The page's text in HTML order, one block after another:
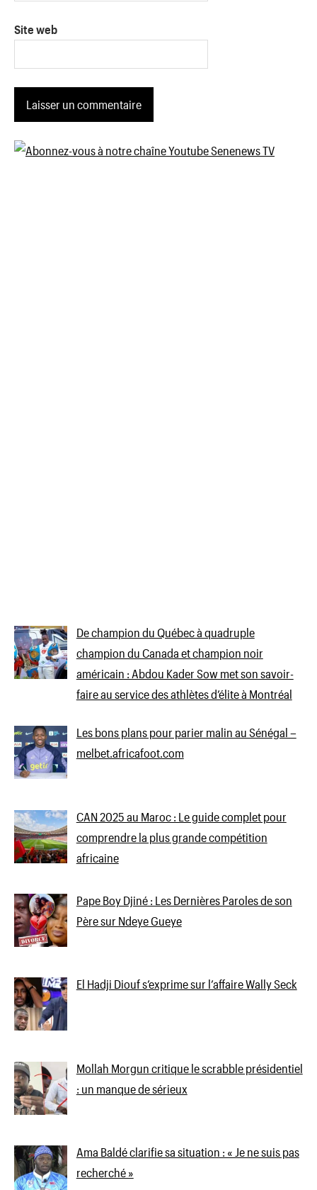
Site web
De champion du Québec à quadruple
champion du Canada et champion noir
américain : Abdou Kader Sow met son savoir-
faire au service des athlètes d’élite à Montréal
Les bons plans pour parier malin au Sénégal –
melbet.africafoot.com
CAN 2025 au Maroc : Le guide complet pour
comprendre la plus grande compétition
africaine
Pape Boy Djiné : Les Dernières Paroles de son
Père sur Ndeye Gueye
El Hadji Diouf s’exprime sur l’affaire Wally Seck
Mollah Morgun critique le scrabble présidentiel
: un manque de sérieux
Ama Baldé clarifie sa situation : « Je ne suis pas
recherché »